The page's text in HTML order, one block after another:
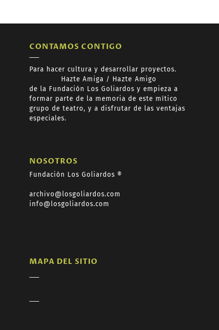
CONTAMOS CONTIGO
Para hacer cultura y desarrollar proyectos.
Hazte Amiga / Hazte Amigo
de la Fundación Los Goliardos y empieza a
formar parte de la memoria de este mítico
grupo de teatro, y a disfrutar de las ventajas
especiales.
NOSOTROS
Fundación Los Goliardos ®
archivo@losgoliardos.com
info@losgoliardos.com
MAPA DEL SITIO